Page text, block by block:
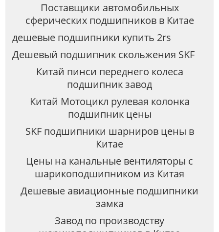
Поставщики автомобильных
сферических подшипников в Китае
дешевые подшипники купить 2rs
Дешевый подшипник скольжения SKF
Китай пинси переднего колеса
подшипник завод
Китай Мотоцикл рулевая колонка
подшипник цены
SKF подшипники шарниров цены в
Китае
Цены на канальные вентиляторы с
шарикоподшипником из Китая
Дешевые авиационные подшипники
замка
Завод по производству